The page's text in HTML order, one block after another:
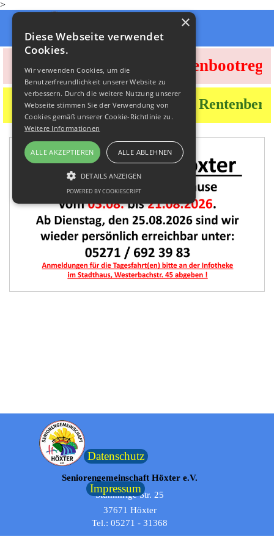
>
Direkt zum Seiteninhalt
!!! Der Besuch der
Die nächsten Termine für die
Seniorengemeinschaft Höxter e.V.
Stummrige Str. 25
37671 Höxter
Tel.: 05271 - 31368
Mobil: 0173 - 541 24 66
Datenschutz
Impressum
×
Diese Webseite verwendet
Cookies.
Wir verwenden Cookies, um die
Benutzerfreundlichkeit unserer Website zu
verbessern. Durch die weitere Nutzung unserer
Webseite stimmen Sie der Verwendung von
Cookies gemäß unserer Cookie-Richtlinie zu.
Weitere Informationen
ALLE AKZEPTIEREN ALLE ABLEHNEN
DETAILS ANZEIGEN
POWERED BY COOKIESCRIPT